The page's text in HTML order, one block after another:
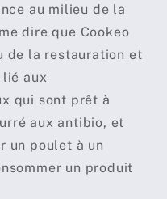
au milieu de la
dire que Cookeo
de la restauration et
lié aux
qui sont prêt à
aux antibio, et
un poulet à un
un produit